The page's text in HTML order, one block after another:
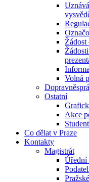
Volná
Ostatní
Akce
Co dělat v Praze
Kontakty
Magistrát
Úřední